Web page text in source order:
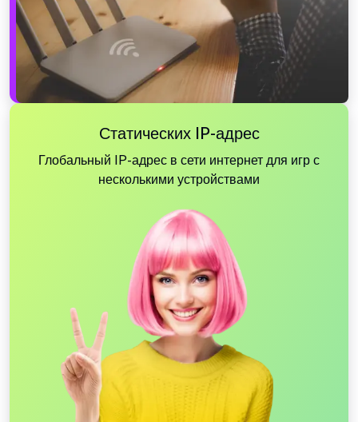
Статических IP-адрес
Глобальный IP-адрес в сети интернет для игр с
несколькими устройствами